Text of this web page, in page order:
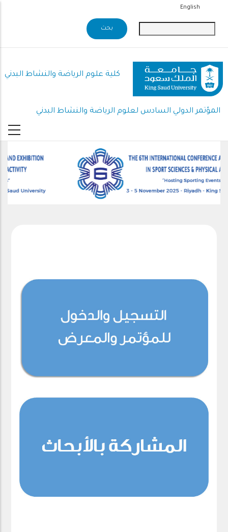
English
كلية علوم الرياضة والنشاط البدني
المؤتمر الدولي السادس لعلوم الرياضة والنشاط البدني